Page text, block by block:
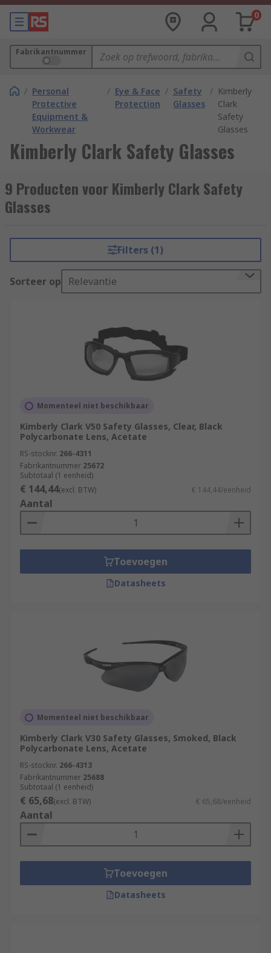
0
Fabrikantnummer
/ Personal
Protective
Equipment &
Workwear
/ Eye & Face
Protection
/ Safety
Glasses
/ Kimberly
Clark
Safety
Glasses
Kimberly Clark Safety Glasses
9 Producten voor Kimberly Clark Safety
Glasses
Filters (1)
Sorteer op Relevantie
Momenteel niet beschikbaar
Kimberly Clark V50 Safety Glasses, Clear, Black
Polycarbonate Lens, Acetate
RS-stocknr. 266-4311
Fabrikantnummer 25672
Subtotaal (1 eenheid)
€ 144,44(excl. BTW) € 144,44/eenheid
Aantal
Toevoegen
Datasheets
Momenteel niet beschikbaar
Kimberly Clark V30 Safety Glasses, Smoked, Black
Polycarbonate Lens, Acetate
RS-stocknr. 266-4313
Fabrikantnummer 25688
Subtotaal (1 eenheid)
€ 65,68(excl. BTW) € 65,68/eenheid
Aantal
Toevoegen
Datasheets